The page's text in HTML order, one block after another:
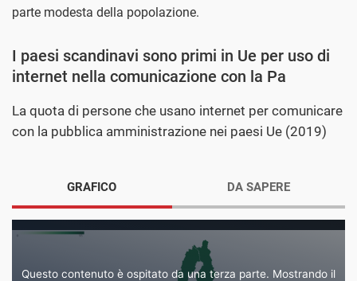
parte modesta della popolazione.
I paesi scandinavi sono primi in Ue per uso di
internet nella comunicazione con la Pa
La quota di persone che usano internet per comunicare
con la pubblica amministrazione nei paesi Ue (2019)
GRAFICO
Questo contenuto è ospitato da una terza parte. Mostrando il
DA SAPERE